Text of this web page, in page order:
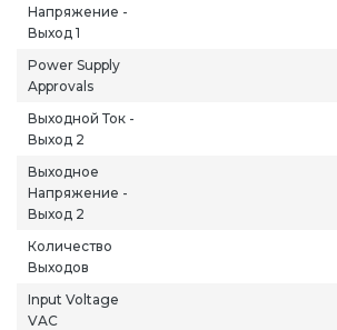
Напряжение -
Выход 1
Power Supply
Approvals
Выходной Ток -
Выход 2
Выходное
Напряжение -
Выход 2
Количество
Выходов
Input Voltage
VAC